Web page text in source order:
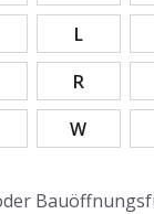
L
R
W